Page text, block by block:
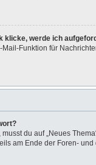
klicke, werde ich
Funktion für
du auf „Neues
am Ende der Foren-